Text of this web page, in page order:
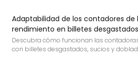
Adaptabilidad de los contadores de
rendimiento en billetes
Descubra cómo funcionan las
con billetes desgastados, sucios y